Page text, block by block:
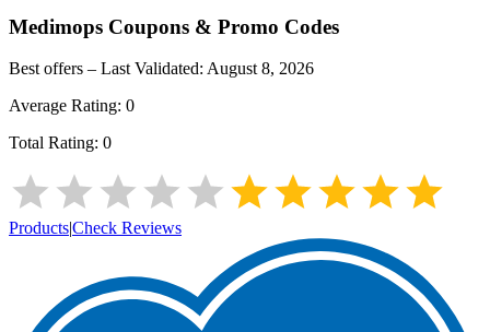
Medimops Coupons & Promo Codes
Best offers – Last Validated: August 8, 2026
Average Rating: 0
Total Rating: 0
Products|Check Reviews